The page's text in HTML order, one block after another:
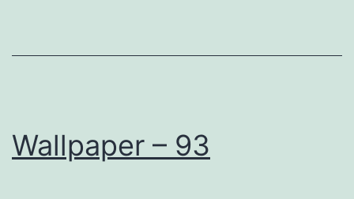
Wallpaper – 93